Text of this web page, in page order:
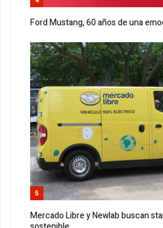
Ford Mustang, 60 años de una
5
Mercado Libre y Newlab buscan